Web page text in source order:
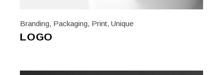
Branding, Packaging, Print,Unique
LOGO